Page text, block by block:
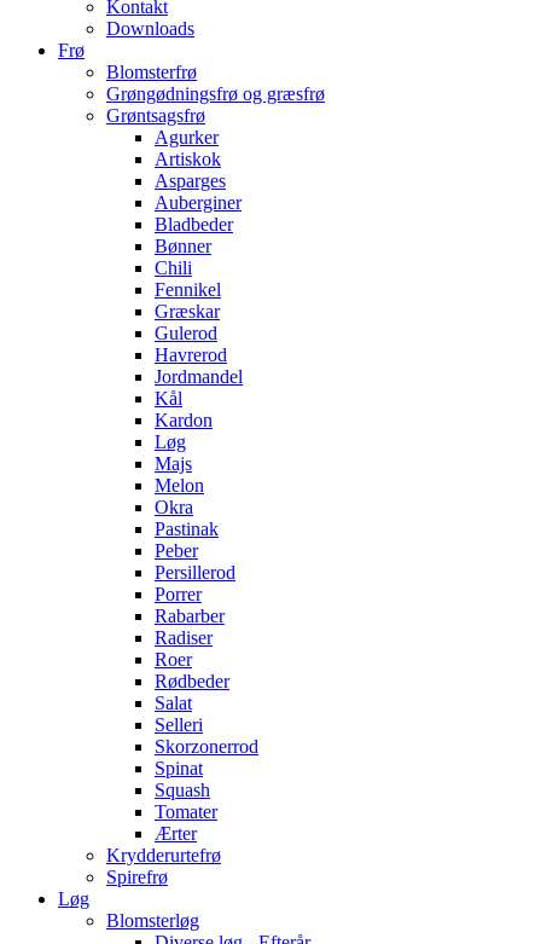
Kontakt
Downloads
Frø
Blomsterfrø
Grøngødningsfrø og græsfrø
Grøntsagsfrø
Agurker
Artiskok
Asparges
Auberginer
Bladbeder
Bønner
Chili
Fennikel
Græskar
Gulerod
Havrerod
Jordmandel
Kål
Kardon
Løg
Majs
Melon
Okra
Pastinak
Peber
Persillerod
Porrer
Rabarber
Radiser
Roer
Rødbeder
Salat
Selleri
Skorzonerrod
Spinat
Squash
Tomater
Ærter
Krydderurtefrø
Spirefrø
Løg
Blomsterløg